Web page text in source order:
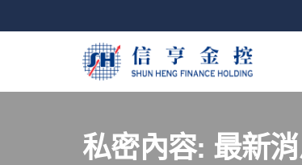
私密內容: 最新